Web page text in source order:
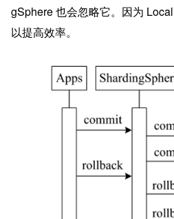
gSphere 也会忽略它。因为
以提高效率。